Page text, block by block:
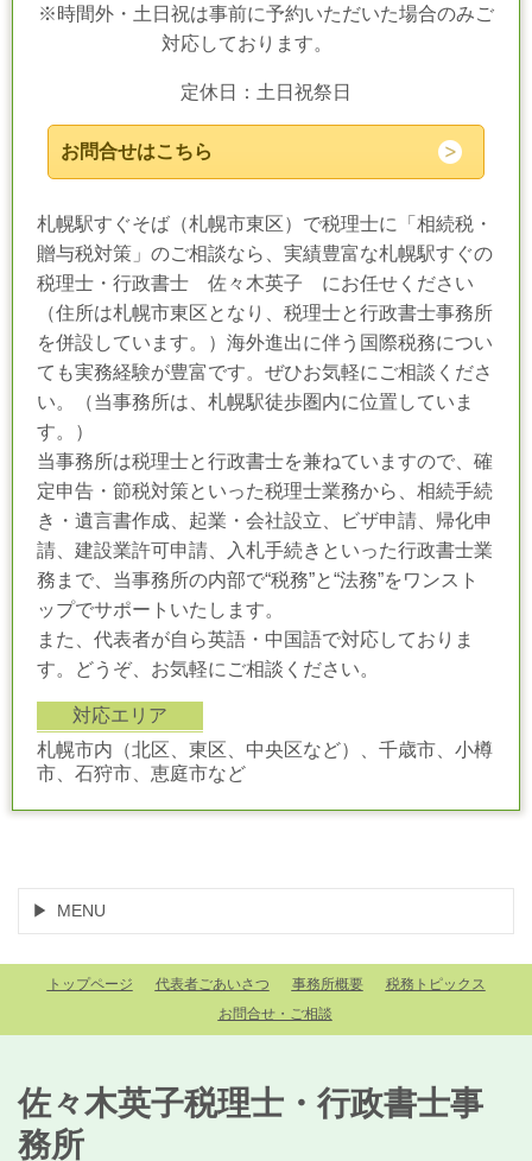
※時間外・土日祝は事前に予約いただいた場合のみご
対応しております。
定休日：土日祝祭日
お問合せはこちら
札幌駅すぐそば（札幌市東区）で税理士に「相続税・
贈与税対策」のご相談なら、実績豊富な札幌駅すぐの
税理士・行政書士 佐々木英子 にお任せください
（住所は札幌市東区となり、税理士と行政書士事務所
を併設しています。）海外進出に伴う国際税務につい
ても実務経験が豊富です。ぜひお気軽にご相談くださ
い。（当事務所は、札幌駅徒歩圏内に位置していま
す。）
当事務所は税理士と行政書士を兼ねていますので、確
定申告・節税対策といった税理士業務から、相続手続
き・遺言書作成、起業・会社設立、ビザ申請、帰化申
請、建設業許可申請、入札手続きといった行政書士業
務まで、当事務所の内部で“税務”と“法務”をワンスト
ップでサポートいたします。
また、代表者が自ら英語・中国語で対応しておりま
す。どうぞ、お気軽にご相談ください。
対応エリア
札幌市内（北区、東区、中央区など）、千歳市、小樽
市、石狩市、恵庭市など
MENU
トップページ 代表者ごあいさつ 事務所概要
税務トピックス
お問合せ・ご相談
佐々木英子税理士・行政書士事
務所